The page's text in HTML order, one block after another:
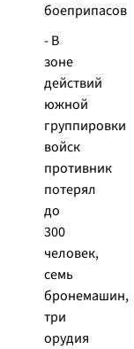
боеприпасов
- В
зоне
действий
южной
группировки
войск
противник
потерял
до
300
человек,
семь
бронемашин,
три
орудия